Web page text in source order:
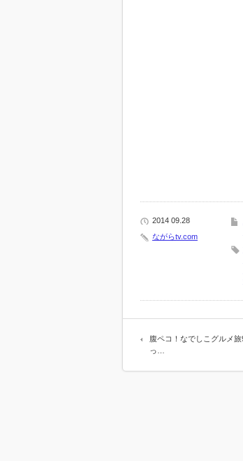
2014 09.28
ながらtv.com
腹ペコ！なでしこグルメ
っ…